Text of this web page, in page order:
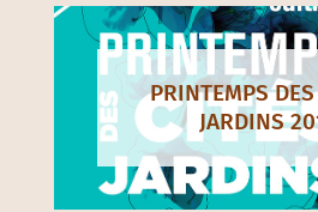
PRINTEMPS
JARDINS